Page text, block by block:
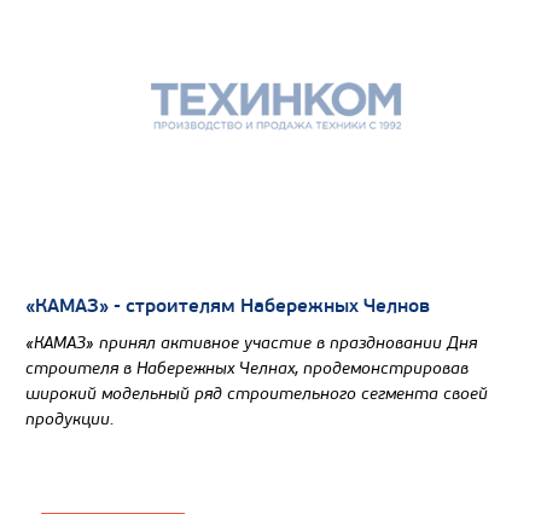
Узнать цену
«КАМАЗ» - строителям Набережных Челнов
«КАМАЗ» принял активное участие в праздновании Дня
строителя в Набережных Челнах, продемонстрировав
широкий модельный ряд строительного сегмента своей
продукции.